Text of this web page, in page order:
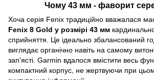
Чому 43 мм - фаворит
Хоча серія Fenix традиційно вважалася
Fenix 8 Gold у розмірі 43 мм
сприйняття. Це ідеально збалансований
виглядає органічно навіть на самому
зап'ясті. Garmin вдалося вмістити весь
компактний корпус, не жертвуючи при